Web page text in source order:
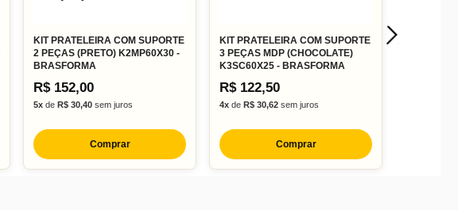
KIT PRATELEIRA COM SUPORTE
2 PEÇAS (PRETO) K2MP60X30 -
BRASFORMA
R$ 152,00
5x de R$ 30,40 sem juros
Comprar
KIT PRATELEIRA COM SUPORTE
3 PEÇAS MDP (CHOCOLATE)
K3SC60X25 - BRASFORMA
R$ 122,50
4x de R$ 30,62 sem juros
Comprar